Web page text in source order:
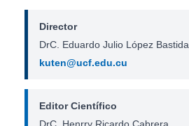
Director
DrC. Eduardo Julio López Bastida
kuten@ucf.edu.cu
Editor Científico
DrC. Henrry Ricardo Cabrera